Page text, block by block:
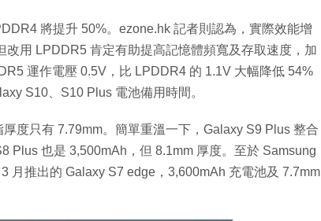
將提升 50%。ezone.hk 記者則認為，實際效能增
用 LPDDR5 肯定有助提高記憶體頻寬及存取速度，加
運作電壓 0.5V，比 LPDDR4 的 1.1V 大幅降低 54%
S10、S10 Plus 電池備用時間。
度只有 7.79mm。簡單重溫一下，Galaxy S9 Plus 整合
Plus 也是 3,500mAh，但 8.1mm 厚度。至於 Samsung
月推出的 Galaxy S7 edge，3,600mAh 充電池及 7.7mm